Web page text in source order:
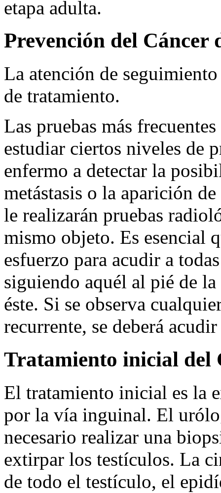
etapa adulta.
Prevención del Cáncer
La atención de
de tratamiento.
Las pruebas más
estudiar ciertos niveles de
enfermo a detectar la
metástasis o la aparición
le realizarán pruebas
mismo objeto. Es esencial
esfuerzo para acudir a
siguiendo aquél al pié de
éste. Si se observa
recurrente, se deberá
Tratamiento inicial del
El tratamiento inicial es la
por la vía inguinal. El
necesario realizar una
extirpar los testículos. La
de todo el testículo, el